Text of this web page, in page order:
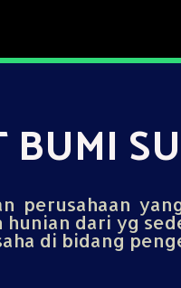
BUMI
perusahaan
hunian dari yg
di bidang